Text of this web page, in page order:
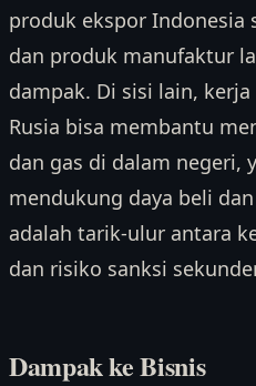
produk ekspor Indonesia
dan produk manufaktur
dampak. Di sisi lain,
Rusia bisa membantu
dan gas di dalam negeri,
mendukung daya beli
adalah tarik-ulur antara
dan risiko sanksi
Dampak ke Bisnis